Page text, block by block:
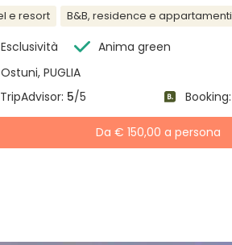
e resort B&B, residence e appartamenti
Esclusività
Anima green
Ostuni, PUGLIA
TripAdvisor: 5/5 Booking:
Da € 150,00 a persona